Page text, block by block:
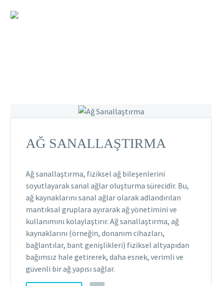
AĞ SANALLAŞTIRMA
Ağ sanallaştırma, fiziksel ağ bileşenlerini
soyutlayarak sanal ağlar oluşturma sürecidir. Bu,
ağ kaynaklarını sanal ağlar olarak adlandırılan
mantıksal gruplara ayırarak ağ yönetimini ve
kullanımını kolaylaştırır. Ağ sanallaştırma, ağ
kaynaklarını (örneğin, donanım cihazları,
bağlantılar, bant genişlikleri) fiziksel altyapıdan
bağımsız hale getirerek, daha esnek, verimli ve
güvenli bir ağ yapısı sağlar.